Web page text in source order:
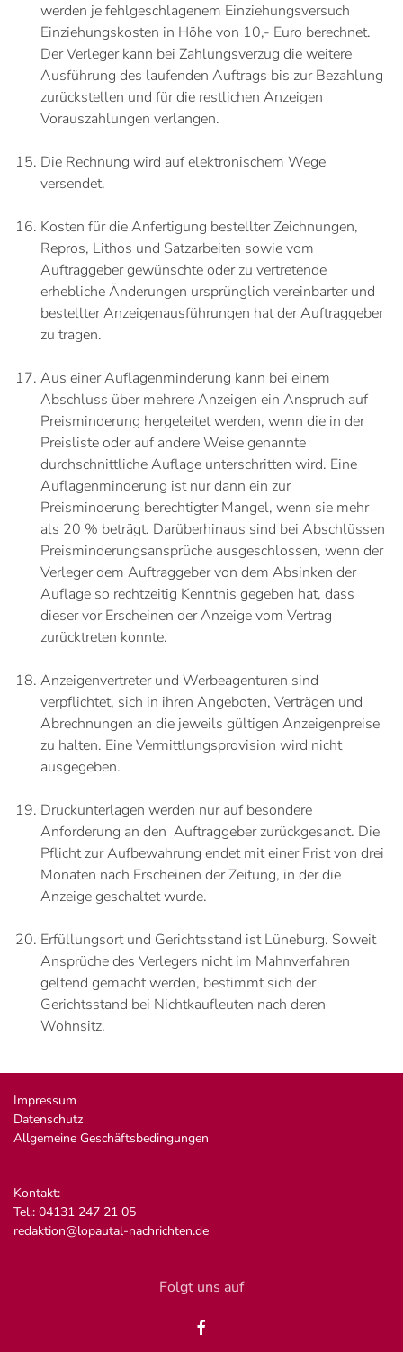
werden je fehlgeschlagenem Einziehungsversuch
Einziehungskosten in Höhe von 10,- Euro berechnet.
Der Verleger kann bei Zahlungsverzug die weitere
Ausführung des laufenden Auftrags bis zur Bezahlung
zurückstellen und für die restlichen Anzeigen
Vorauszahlungen verlangen.
Die Rechnung wird auf elektronischem Wege
versendet.
Kosten für die Anfertigung bestellter Zeichnungen,
Repros, Lithos und Satzarbeiten sowie vom
Auftraggeber gewünschte oder zu vertretende
erhebliche Änderungen ursprünglich vereinbarter und
bestellter Anzeigenausführungen hat der Auftraggeber
zu tragen.
Aus einer Auflagenminderung kann bei einem
Abschluss über mehrere Anzeigen ein Anspruch auf
Preisminderung hergeleitet werden, wenn die in der
Preisliste oder auf andere Weise genannte
durchschnittliche Auflage unterschritten wird. Eine
Auflagenminderung ist nur dann ein zur
Preisminderung berechtigter Mangel, wenn sie mehr
als 20 % beträgt. Darüberhinaus sind bei Abschlüssen
Preisminderungsansprüche ausgeschlossen, wenn der
Verleger dem Auftraggeber von dem Absinken der
Auflage so rechtzeitig Kenntnis gegeben hat, dass
dieser vor Erscheinen der Anzeige vom Vertrag
zurücktreten konnte.
Anzeigenvertreter und Werbeagenturen sind
verpflichtet, sich in ihren Angeboten, Verträgen und
Abrechnungen an die jeweils gültigen Anzeigenpreise
zu halten. Eine Vermittlungsprovision wird nicht
ausgegeben.
Druckunterlagen werden nur auf besondere
Anforderung an den Auftraggeber zurückgesandt. Die
Pflicht zur Aufbewahrung endet mit einer Frist von drei
Monaten nach Erscheinen der Zeitung, in der die
Anzeige geschaltet wurde.
Erfüllungsort und Gerichtsstand ist Lüneburg. Soweit
Ansprüche des Verlegers nicht im Mahnverfahren
geltend gemacht werden, bestimmt sich der
Gerichtsstand bei Nichtkaufleuten nach deren
Wohnsitz.
Impressum
Datenschutz
Allgemeine Geschäftsbedingungen
Kontakt:
Tel.: 04131 247 21 05
redaktion@lopautal-nachrichten.de
Folgt uns auf